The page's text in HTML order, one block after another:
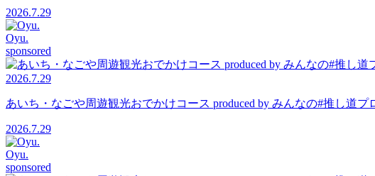
2026.7.29
Oyu.
sponsored
2026.7.29
あいち・なごや周遊観光おでかけコース produced by みんなの#推し道
2026.7.29
Oyu.
sponsored